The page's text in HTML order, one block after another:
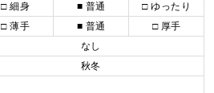
□ 細身 ■ 普通
□ ゆったり
□ 薄手 ■ 普通
□ 厚手
なし
秋冬